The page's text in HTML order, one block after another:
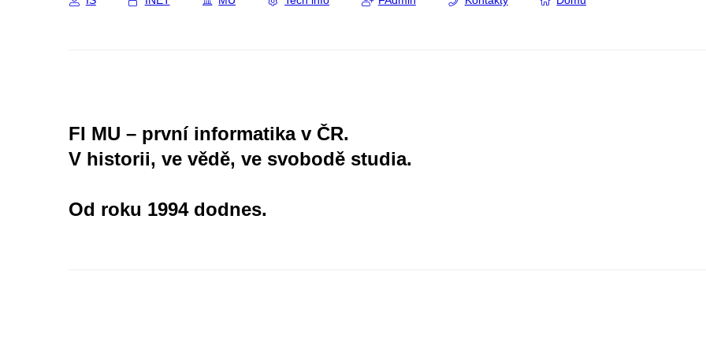
FI MU – první informatika v ČR.
V historii, ve vědě, ve svobodě studia.
Od roku 1994 dodnes.